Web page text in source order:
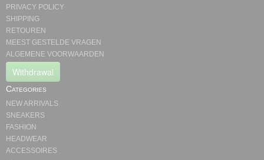
PRIVACY POLICY
SHIPPING
RETOUREN
MEEST GESTELDE VRAGEN
ALGEMENE VOORWAARDEN
Withdrawal
Categories
NEW ARRIVALS
SNEAKERS
FASHION
HEADWEAR
ACCESSOIRES